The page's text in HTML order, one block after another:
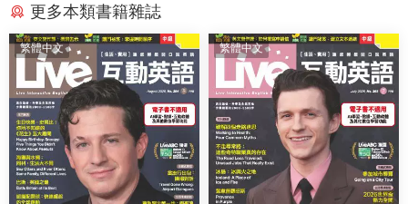
更多本類書籍雜誌
繁體中文 繁體中文